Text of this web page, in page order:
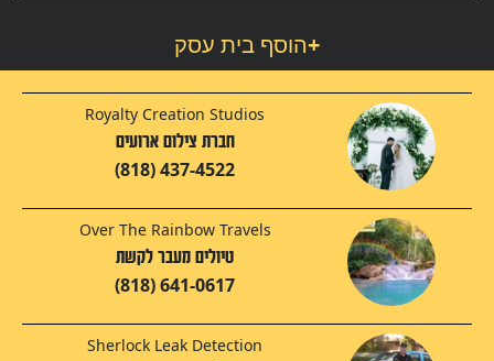
הוסף בית עסק+
Royalty Creation Studios
חברת צילום ארועים
(818) 437-4522
Over The Rainbow Travels
טיולים מעבר לקשת
(818) 641-0617
Sherlock Leak Detection